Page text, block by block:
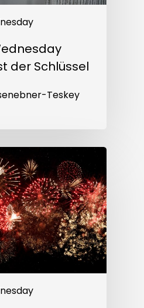
der Schlüssel
Teskey